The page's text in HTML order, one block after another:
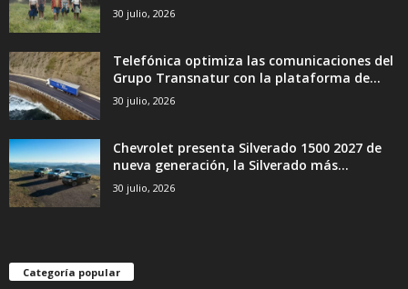
30 julio, 2026
Telefónica optimiza las comunicaciones del
Grupo Transnatur con la plataforma de...
30 julio, 2026
Chevrolet presenta Silverado 1500 2027 de
nueva generación, la Silverado más...
30 julio, 2026
Categoría popular